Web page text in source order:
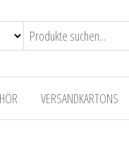
VERSANDKARTONS